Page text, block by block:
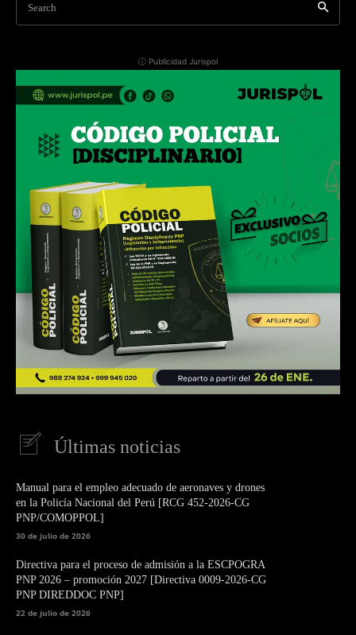
Search
ⓘ Publicidad Jurispol
Últimas noticias
Manual para el empleo adecuado de aeronaves y drones
en la Policía Nacional del Perú [RCG 452-2026-CG
PNP/COMOPPOL]
30 de julio de 2026
Directiva para el proceso de admisión a la ESCPOGRA
PNP 2026 – promoción 2027 [Directiva 0009-2026-CG
PNP DIREDDOC PNP]
22 de julio de 2026